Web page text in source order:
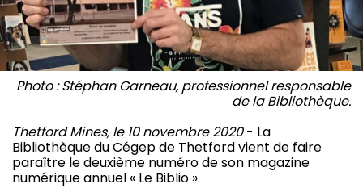
Photo : Stéphan Garneau, professionnel responsable
de la Bibliothèque.
Thetford Mines, le 10 novembre 2020- La
Bibliothèque du Cégep de Thetford vient de faire
paraître le deuxième numéro de son magazine
numérique annuel « Le Biblio ».